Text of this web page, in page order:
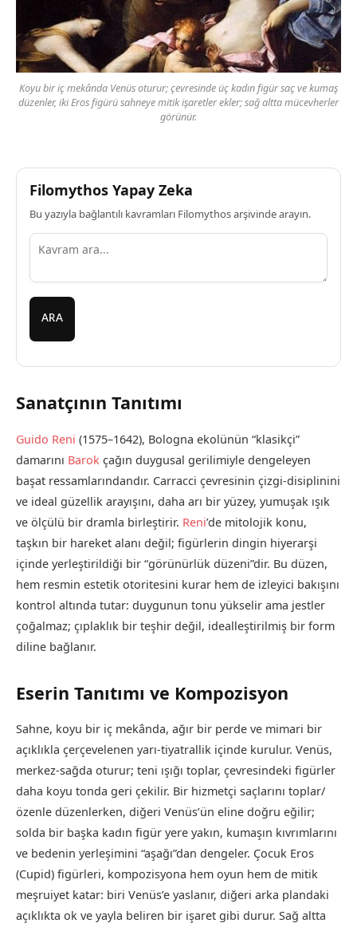
Koyu bir iç mekânda Venüs oturur; çevresinde üç kadın figür saç ve kumaş
düzenler, iki Eros figürü sahneye mitik işaretler ekler; sağ altta mücevherler
görünür.
Filomythos Yapay Zeka
Bu yazıyla bağlantılı kavramları Filomythos arşivinde arayın.
ARA
Sanatçının Tanıtımı
Guido Reni (1575–1642), Bologna ekolünün “klasikçi”
damarını Barok çağın duygusal gerilimiyle dengeleyen
başat ressamlarındandır. Carracci çevresinin çizgi-disiplinini
ve ideal güzellik arayışını, daha arı bir yüzey, yumuşak ışık
ve ölçülü bir dramla birleştirir. Reni’de mitolojik konu,
taşkın bir hareket alanı değil; figürlerin dingin hiyerarşi
içinde yerleştirildiği bir “görünürlük düzeni”dir. Bu düzen,
hem resmin estetik otoritesini kurar hem de izleyici bakışını
kontrol altında tutar: duygunun tonu yükselir ama jestler
çoğalmaz; çıplaklık bir teşhir değil, idealleştirilmiş bir form
diline bağlanır.
Eserin Tanıtımı ve Kompozisyon
Sahne, koyu bir iç mekânda, ağır bir perde ve mimari bir
açıklıkla çerçevelenen yarı-tiyatrallik içinde kurulur. Venüs,
merkez-sağda oturur; teni ışığı toplar, çevresindeki figürler
daha koyu tonda geri çekilir. Bir hizmetçi saçlarını toplar/
özenle düzenlerken, diğeri Venüs’ün eline doğru eğilir;
solda bir başka kadın figür yere yakın, kumaşın kıvrımlarını
ve bedenin yerleşimini “aşağı”dan dengeler. Çocuk Eros
(Cupid) figürleri, kompozisyona hem oyun hem de mitik
meşruiyet katar: biri Venüs’e yaslanır, diğeri arka plandaki
açıklıkta ok ve yayla beliren bir işaret gibi durur. Sağ altta